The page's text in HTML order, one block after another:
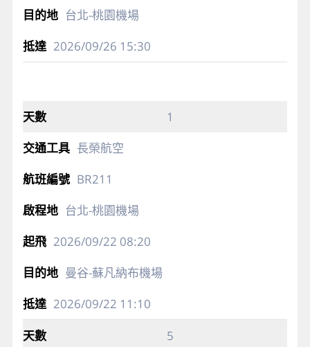
台北-桃園機場
2026/09/26 15:30
1
長榮航空
BR211
台北-桃園機場
2026/09/22 08:20
曼谷-蘇凡納布機場
2026/09/22 11:10
5